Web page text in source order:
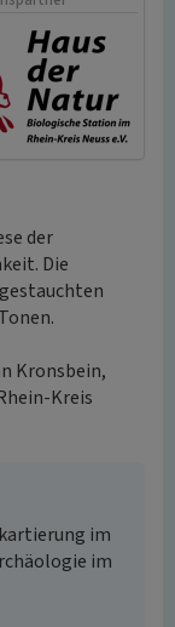
der
Die
Kronsbein,
Kreis
im
im